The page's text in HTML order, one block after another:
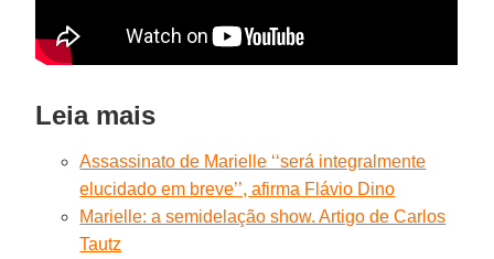
Leia mais
Assassinato de Marielle ‘‘será integralmente
elucidado em breve’’, afirma Flávio Dino
Marielle: a semidelação show. Artigo de Carlos
Tautz